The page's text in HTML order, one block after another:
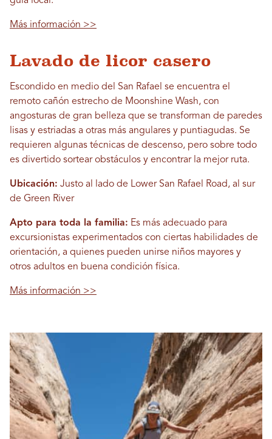
Más información >>
Lavado de licor casero
Escondido en medio del San Rafael se encuentra el
remoto cañón estrecho de Moonshine Wash, con
angosturas de gran belleza que se transforman de paredes
lisas y estriadas a otras más angulares y puntiagudas. Se
requieren algunas técnicas de descenso, pero sobre todo
es divertido sortear obstáculos y encontrar la mejor ruta.
Ubicación: Justo al lado de Lower San Rafael Road, al sur
de Green River
Apto para toda la familia: Es más adecuado para
excursionistas experimentados con ciertas habilidades de
orientación, a quienes pueden unirse niños mayores y
otros adultos en buena condición física.
Más información >>